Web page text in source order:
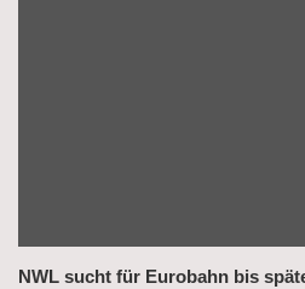
NWL sucht für Eurobahn bis